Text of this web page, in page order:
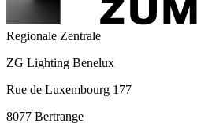
Regionale Zentrale
ZG Lighting Benelux
Rue de Luxembourg 177
8077 Bertrange